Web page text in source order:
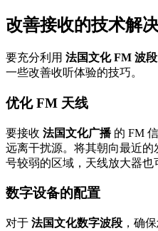
改善接收的技术解
要充分利用 法国文化 FM 波段
一些改善收听体验的技巧。
优化 FM 天线
要接收 法国文化广播的 FM
远离干扰源。将其朝向最近
号较弱的区域，天线放大器也
数字设备的配置
对于 法国文化数字波段 ，确